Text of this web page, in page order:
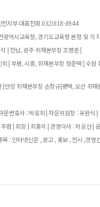
천지부 대표전화 032)818-8944
역시교육청, 경기도교육청 본청 및 각
| 전남, 광주 취재본부장 조병춘 |
| 부평, 시흥, 취재본부장 정준택 | 수원
안성 취재본부장 손창규|평택, 오산 취재
변호사 : 박웅희 | 자문위원장 : 유완식 |
환 | 회장 | 최홍석 | 경영이사 : 허응선 |
: 인터넷신문 , 광고 , 홍보 , 전시 ,경영